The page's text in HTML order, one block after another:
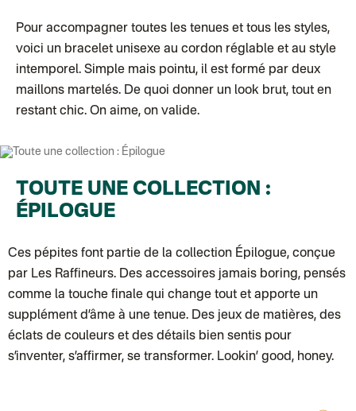
Colissimo suivi (expédition partenaire)
Colissimo suivi (envoi partenaire)
Test dropshipping
Colissimo suivi (expédition Soundivine)
Colissimo suivi (expédition Juste un arbre)
Colissimo suivi (expédition Cheer Moda)
Lettre suivie (expédition Merci Maman)
Colissimo suivi (expédition Les Fils)
Colissimo suivi (expédition Toi-même)
Lettre suivie (expédition par Noémie, la créatrice)
Colissimo suivi (expédition Zebrabook)
Colissimo suivi (expédition Petit Coq)
Lettre suivie (expédition Les mots doux)
Colissimo suivi (expédition Papier Curieux)
Lettre Suivie (expédition Atelier Wagram)
Lettre suivie (expédition Atelier Aismée)
Colissimo suivi (expédition Mon Petit Poids)
DPD colis suivi (expédition Bounce)
DPD colis suivi (expédition La Boîte Concept)
Colis suivi (expédition Loia)
Pour accompagner toutes les tenues et tous les styles,
voici un bracelet unisexe au cordon réglable et au style
intemporel. Simple mais pointu, il est formé par deux
maillons martelés. De quoi donner un look brut, tout en
restant chic. On aime, on valide.
TOUTE UNE COLLECTION :
ÉPILOGUE
Ces pépites font partie de la collection Épilogue, conçue
par Les Raffineurs. Des accessoires jamais boring, pensés
comme la touche finale qui change tout et apporte un
supplément d’âme à une tenue. Des jeux de matières, des
éclats de couleurs et des détails bien sentis pour
s’inventer, s’affirmer, se transformer. Lookin’ good, honey.